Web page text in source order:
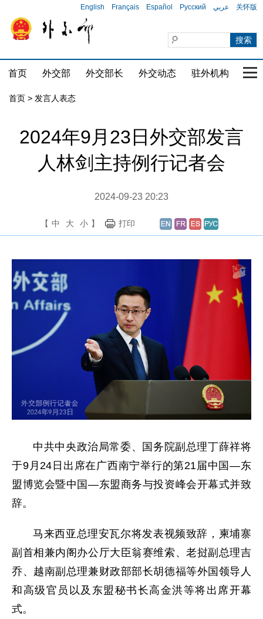
English Français Español Русский عربي 关怀版
首页 外交部 外交部长 外交动态 驻外机构 国
首页 > 发言人表态
2024年9月23日外交部发言
人林剑主持例行记者会
2024-09-23 20:23
【 中 大 小 】 打印
中共中央政治局常委、国务院副总理丁薛祥将
于9月24日出席在广西南宁举行的第21届中国—东
盟博览会暨中国—东盟商务与投资峰会开幕式并致
辞。
马来西亚总理安瓦尔将发表视频致辞，柬埔寨
副首相兼内阁办公厅大臣翁赛维索、老挝副总理吉
乔、越南副总理兼财政部部长胡德福等外国领导人
和高级官员以及东盟秘书长高金洪等将出席开幕
式。